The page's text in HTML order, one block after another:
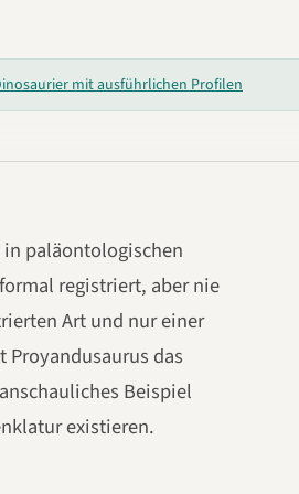
mit ausführlichen Profilen
paläontologischen
registriert, aber nie
Art und nur einer
Proyandusaurus das
Beispiel
existieren.